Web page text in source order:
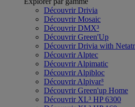
Découvrir Drivia
Découvrir Mosaic
Découvrir DMX³
Découvrir Green'Up
Découvrir Drivia with
Découvrir Alptec
Découvrir Alpimatic
Découvrir Alpibloc
Découvrir Alpivar³
Découvrir Green'up Home
Découvrir XL³ HP 6300